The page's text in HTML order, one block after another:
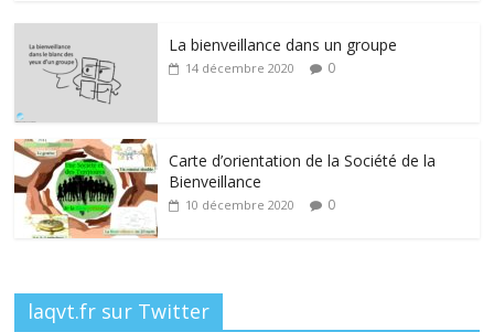
e
b
o
o
k
itt
er e e g
La bienveillance dans un groupe
14 décembre 2020 0
Carte d’orientation de la Société de la
Bienveillance
10 décembre 2020 0
laqvt.fr sur Twitter